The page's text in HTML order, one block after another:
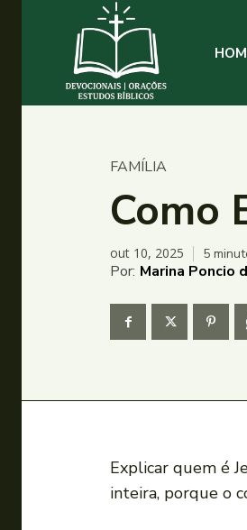
FAMÍLIA
Como
out 10, 2025 5
Por: Marina Poncio
Explicar quem é
inteira, porque o